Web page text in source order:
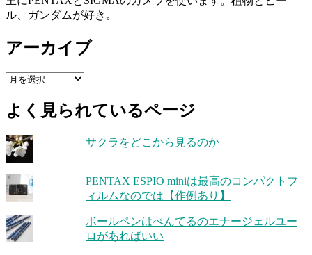
ル、ガンダムが好き。
アーカイブ
ア
カ
イ
ブ
よく見られているページ
サクラをどこから見るのか
PENTAX ESPIO miniは最高のコンパクトフ
ィルムなのでは【作例あり】
ボールペンはぺんてるのエナージェルユー
ロがあればいい